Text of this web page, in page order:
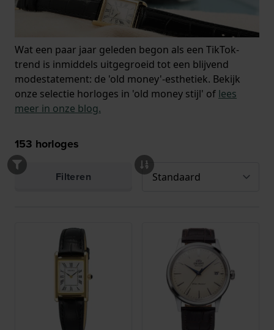
Wat een paar jaar geleden begon als een TikTok-
trend is inmiddels uitgegroeid tot een blijvend
modestatement: de 'old money'-esthetiek. Bekijk
onze selectie horloges in 'old money stijl' of lees
meer in onze blog.
153 horloges
Filteren